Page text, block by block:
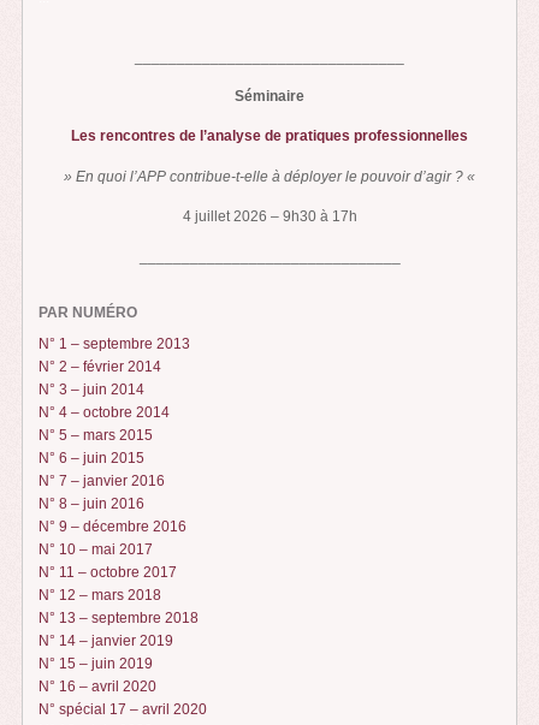
Séminaire
Les rencontres de l’analyse de pratiques professionnelles
» En quoi l’APP contribue-t-elle à déployer le pouvoir d’agir ? «
4 juillet 2026 – 9h30 à 17h
PAR NUMÉRO
N° 1 – septembre 2013
N° 2 – février 2014
N° 3 – juin 2014
N° 4 – octobre 2014
N° 5 – mars 2015
N° 6 – juin 2015
N° 7 – janvier 2016
N° 8 – juin 2016
N° 9 – décembre 2016
N° 10 – mai 2017
N° 11 – octobre 2017
N° 12 – mars 2018
N° 13 – septembre 2018
N° 14 – janvier 2019
N° 15 – juin 2019
N° 16 – avril 2020
N° spécial 17 – avril 2020